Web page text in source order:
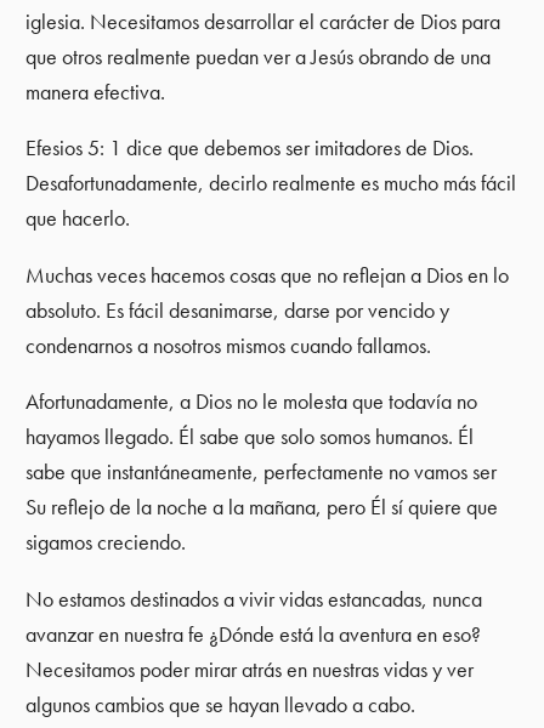
iglesia. Necesitamos desarrollar el carácter de Dios para
que otros realmente puedan ver a Jesús obrando de una
manera efectiva.
Efesios 5: 1 dice que debemos ser imitadores de Dios.
Desafortunadamente, decirlo realmente es mucho más fácil
que hacerlo.
Muchas veces hacemos cosas que no reflejan a Dios en lo
absoluto. Es fácil desanimarse, darse por vencido y
condenarnos a nosotros mismos cuando fallamos.
Afortunadamente, a Dios no le molesta que todavía no
hayamos llegado. Él sabe que solo somos humanos. Él
sabe que instantáneamente, perfectamente no vamos ser
Su reflejo de la noche a la mañana, pero Él sí quiere que
sigamos creciendo.
No estamos destinados a vivir vidas estancadas, nunca
avanzar en nuestra fe ¿Dónde está la aventura en eso?
Necesitamos poder mirar atrás en nuestras vidas y ver
algunos cambios que se hayan llevado a cabo.